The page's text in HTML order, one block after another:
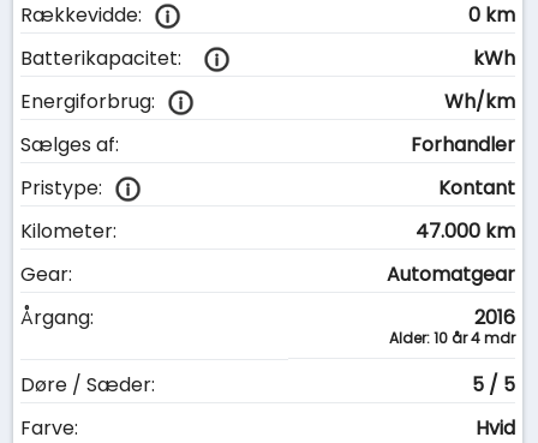
Rækkevidde:
0 km
Batterikapacitet:
kWh
Energiforbrug:
Wh/km
Sælges af:
Forhandler
Pristype:
Kontant
Kilometer:
47.000 km
Gear:
Automatgear
Årgang:
2016
Alder: 10 år 4 mdr
Døre / Sæder:
5 / 5
Farve:
Hvid